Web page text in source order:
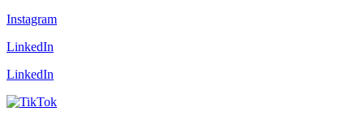
Instagram
LinkedIn
LinkedIn